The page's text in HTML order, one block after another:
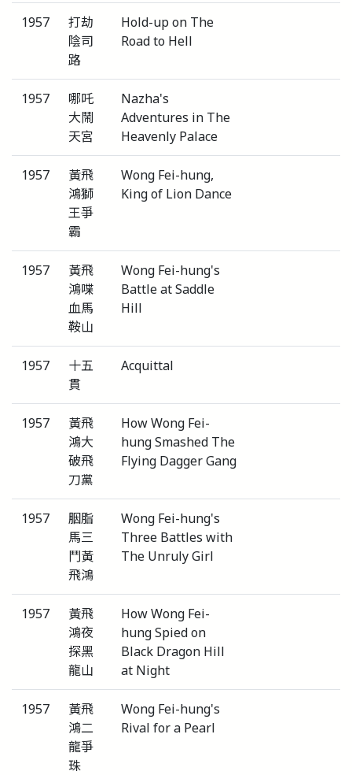
1957
打劫
陰司
路
Hold-up on The
Road to Hell
1957
哪吒
大鬧
天宮
Nazha's
Adventures in The
Heavenly Palace
1957
黃飛
鴻獅
王爭
霸
Wong Fei-hung,
King of Lion Dance
1957
黃飛
鴻喋
血馬
鞍山
Wong Fei-hung's
Battle at Saddle
Hill
1957
十五
貫
Acquittal
1957
黃飛
鴻大
破飛
刀黨
How Wong Fei-
hung Smashed The
Flying Dagger Gang
1957
胭脂
馬三
鬥黃
飛鴻
Wong Fei-hung's
Three Battles with
The Unruly Girl
1957
黃飛
鴻夜
探黑
龍山
How Wong Fei-
hung Spied on
Black Dragon Hill
at Night
1957
黃飛
鴻二
龍爭
珠
Wong Fei-hung's
Rival for a Pearl